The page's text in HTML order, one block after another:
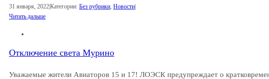
31 января, 2022Категории: Без рубрики, Новости
Читать дальше
Отключение света Мурино
Уважаемые жители Авиаторов 15 и 17! ЛОЭСК предупреждает о